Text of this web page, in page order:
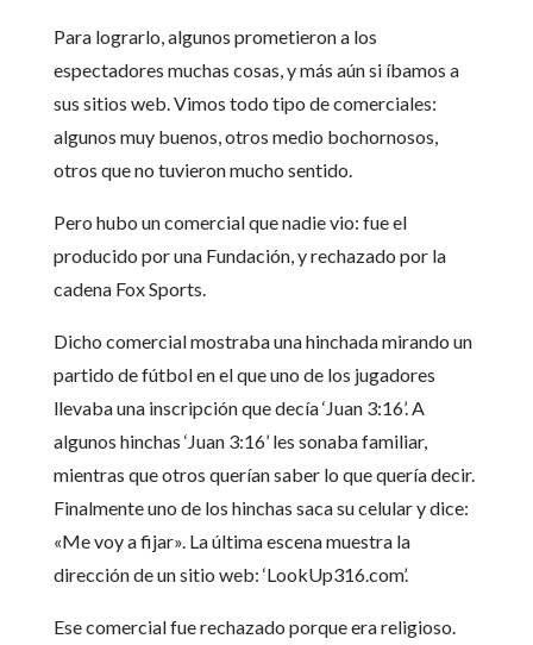
Para lograrlo, algunos prometieron a los
espectadores muchas cosas, y más aún si íbamos a
sus sitios web. Vimos todo tipo de comerciales:
algunos muy buenos, otros medio bochornosos,
otros que no tuvieron mucho sentido.
Pero hubo un comercial que nadie vio: fue el
producido por una Fundación, y rechazado por la
cadena Fox Sports.
Dicho comercial mostraba una hinchada mirando un
partido de fútbol en el que uno de los jugadores
llevaba una inscripción que decía ‘Juan 3:16’. A
algunos hinchas ‘Juan 3:16’ les sonaba familiar,
mientras que otros querían saber lo que quería decir.
Finalmente uno de los hinchas saca su celular y dice:
«Me voy a fijar». La última escena muestra la
dirección de un sitio web: ‘LookUp316.com’.
Ese comercial fue rechazado porque era religioso.